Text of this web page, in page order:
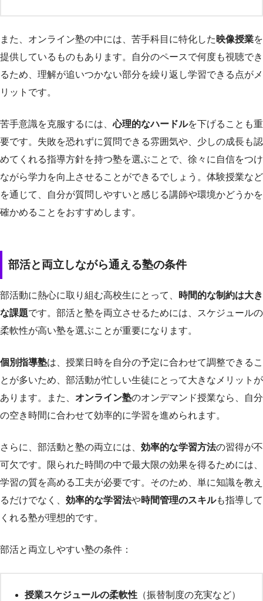
また、オンライン塾の中には、苦手科目に特化した 映像授業を
提供しているものもあります。自分のペースで何度も視聴でき
るため、理解が追いつかない部分を繰り返し学習できる点がメ
リットです。
苦手意識を克服するには、心理的なハードルを下げることも重
要です。失敗を恐れずに質問できる雰囲気や、少しの成長も認
めてくれる指導方針を持つ塾を選ぶことで、徐々に自信をつけ
ながら学力を向上させることができるでしょう。体験授業など
を通じて、自分が質問しやすいと感じる講師や環境かどうかを
確かめることをおすすめします。
部活と両立しながら通える塾の条件
部活動に熱心に取り組む高校生にとって、
時間的な制約は大き
な課題です。部活と塾を両立させるためには、スケジュールの
柔軟性が高い塾を選ぶことが重要になります。
個別指導塾は、授業日時を自分の予定に合わせて調整できるこ
とが多いため、部活動が忙しい生徒にとって大きなメリットが
あります。また、 オンライン塾のオンデマンド授業なら、自分
の空き時間に合わせて効率的に学習を進められます。
さらに、部活動と塾の両立には、 効率的な学習方法の習得が不
可欠です。限られた時間の中で最大限の効果を得るためには、
学習の質を高める工夫が必要です。そのため、単に知識を教え
るだけでなく、 効率的な学習法や時間管理のスキルも指導して
くれる塾が理想的です。
部活と両立しやすい塾の条件：
授業スケジュールの柔軟性 （振替制度の充実など）